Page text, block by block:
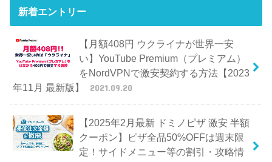
新着エントリー
【月額408円 ウクライナが世界一安
い】YouTube Premium（プレミアム）
をNordVPNで激安契約する方法【2023
年11月 最新版】
2021.09.20
【2025年2月最新 ドミノピザ 激安 半額
クーポン】ピザ全品50%OFFは週末限
定！サイドメニュー等の割引・攻略情